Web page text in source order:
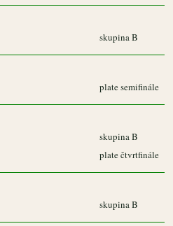
skupina B
plate semifinále
skupina B
plate čtvrtfinále
skupina B